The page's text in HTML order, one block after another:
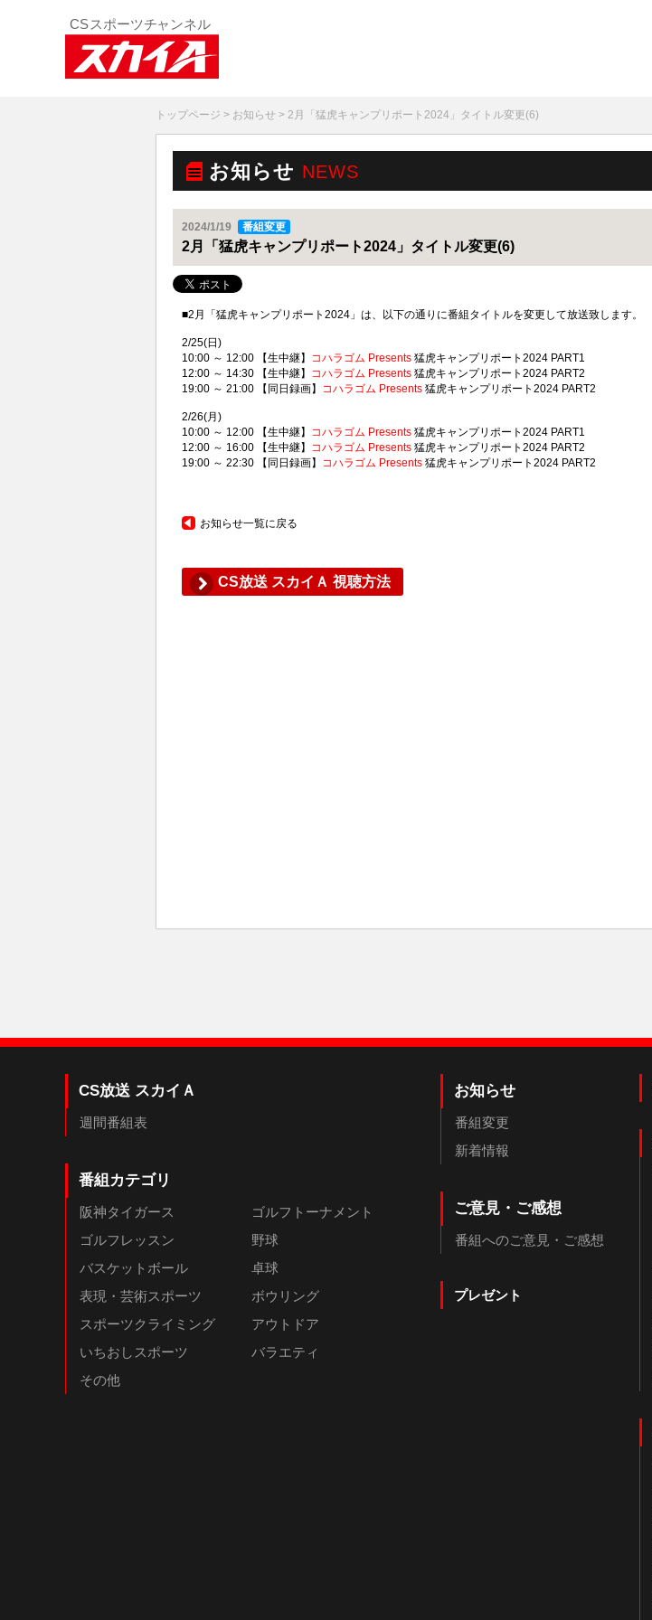
トップページ > お知らせ > 2月「猛虎キャンプリポート2024」タイトル変更(6)
お知らせ NEWS
2024/1/19 番組変更
2月「猛虎キャンプリポート2024」タイトル変更(6)
■2月「猛虎キャンプリポート2024」は、以下の通りに番組タイトルを変更して放送致します。
2/25(日)
10:00 ～ 12:00 【生中継】
コハラゴム Presents 猛虎キャンプリポート2024 PART1
12:00 ～ 14:30 【生中継】
コハラゴム Presents 猛虎キャンプリポート2024 PART2
19:00 ～ 21:00 【同日録画】
コハラゴム Presents 猛虎キャンプリポート2024 PART2
2/26(月)
10:00 ～ 12:00 【生中継】
コハラゴム Presents 猛虎キャンプリポート2024 PART1
12:00 ～ 16:00 【生中継】
コハラゴム Presents 猛虎キャンプリポート2024 PART2
19:00 ～ 22:30 【同日録画】
コハラゴム Presents 猛虎キャンプリポート2024 PART2
お知らせ一覧に戻る
CS放送 スカイＡ 視聴方法
CS放送 スカイＡ
週間番組表
番組カテゴリ
阪神タイガース
ゴルフトーナメント
ゴルフレッスン
野球
バスケットボール
卓球
表現・芸術スポーツ
ボウリング
スポーツクライミング
アウトドア
いちおしスポーツ
バラエティ
その他
お知らせ
番組変更
新着情報
ご意見・ご感想
番組へのご意見・ご感想
プレゼント